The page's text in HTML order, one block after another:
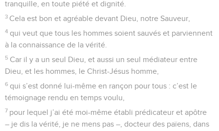
tranquille, en toute piété et dignité.
3 Cela est bon et agréable devant Dieu, notre Sauveur,
4 qui veut que tous les hommes soient sauvés et parviennent
à la connaissance de la vérité.
5 Car il y a un seul Dieu, et aussi un seul médiateur entre
Dieu, et les hommes, le Christ-Jésus homme,
6 qui s’est donné lui-même en rançon pour tous : c’est le
témoignage rendu en temps voulu,
7 pour lequel j’ai été moi-même établi prédicateur et apôtre
– je dis la vérité, je ne mens pas –, docteur des païens, dans